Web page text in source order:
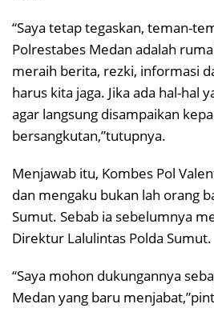
“Saya tetap tegaskan, teman-
Polrestabes Medan adalah
meraih berita, rezki, informasi
harus kita jaga. Jika ada hal-hal
agar langsung disampaikan
bersangkutan,”tutupnya.
Menjawab itu, Kombes Pol
dan mengaku bukan lah orang
Sumut. Sebab ia sebelumnya
Direktur Lalulintas Polda Sumut.
“Saya mohon dukungannya
Medan yang baru